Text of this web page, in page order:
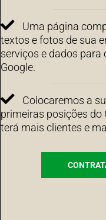
Uma página
textos e fotos de sua
serviços e dados
Google.
Colocaremos a
primeiras posições do
terá mais clientes e